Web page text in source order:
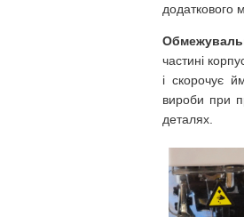
додаткового
частині
і скорочує
вироби при
деталях.